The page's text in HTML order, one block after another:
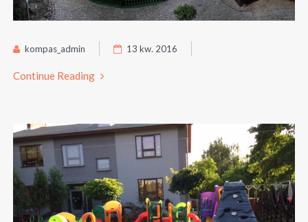
kompas_admin 13 kw. 2016
Continue Reading